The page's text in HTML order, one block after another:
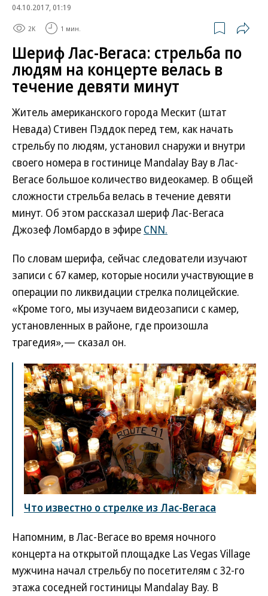
04.10.2017, 01:19
2K 1 мин.
Шериф Лас-Вегаса: стрельба по
людям на концерте велась в
течение девяти минут
Житель американского города Мескит (штат
Невада) Стивен Пэддок перед тем, как начать
стрельбу по людям, установил снаружи и внутри
своего номера в гостинице Mandalay Bay в Лас-
Вегасе большое количество видеокамер. В общей
сложности стрельба велась в течение девяти
минут. Об этом рассказал шериф Лас-Вегаса
Джозеф Ломбардо в эфире CNN.
По словам шерифа, сейчас следователи изучают
записи с 67 камер, которые носили участвующие в
операции по ликвидации стрелка полицейские.
«Кроме того, мы изучаем видеозаписи с камер,
установленных в районе, где произошла
трагедия»,— сказал он.
Что известно о стрелке из Лас-Вегаса
Напомним, в Лас-Вегасе во время ночного
концерта на открытой площадке Las Vegas Village
мужчина начал стрельбу по посетителям с 32-го
этажа соседней гостиницы Mandalay Bay. В